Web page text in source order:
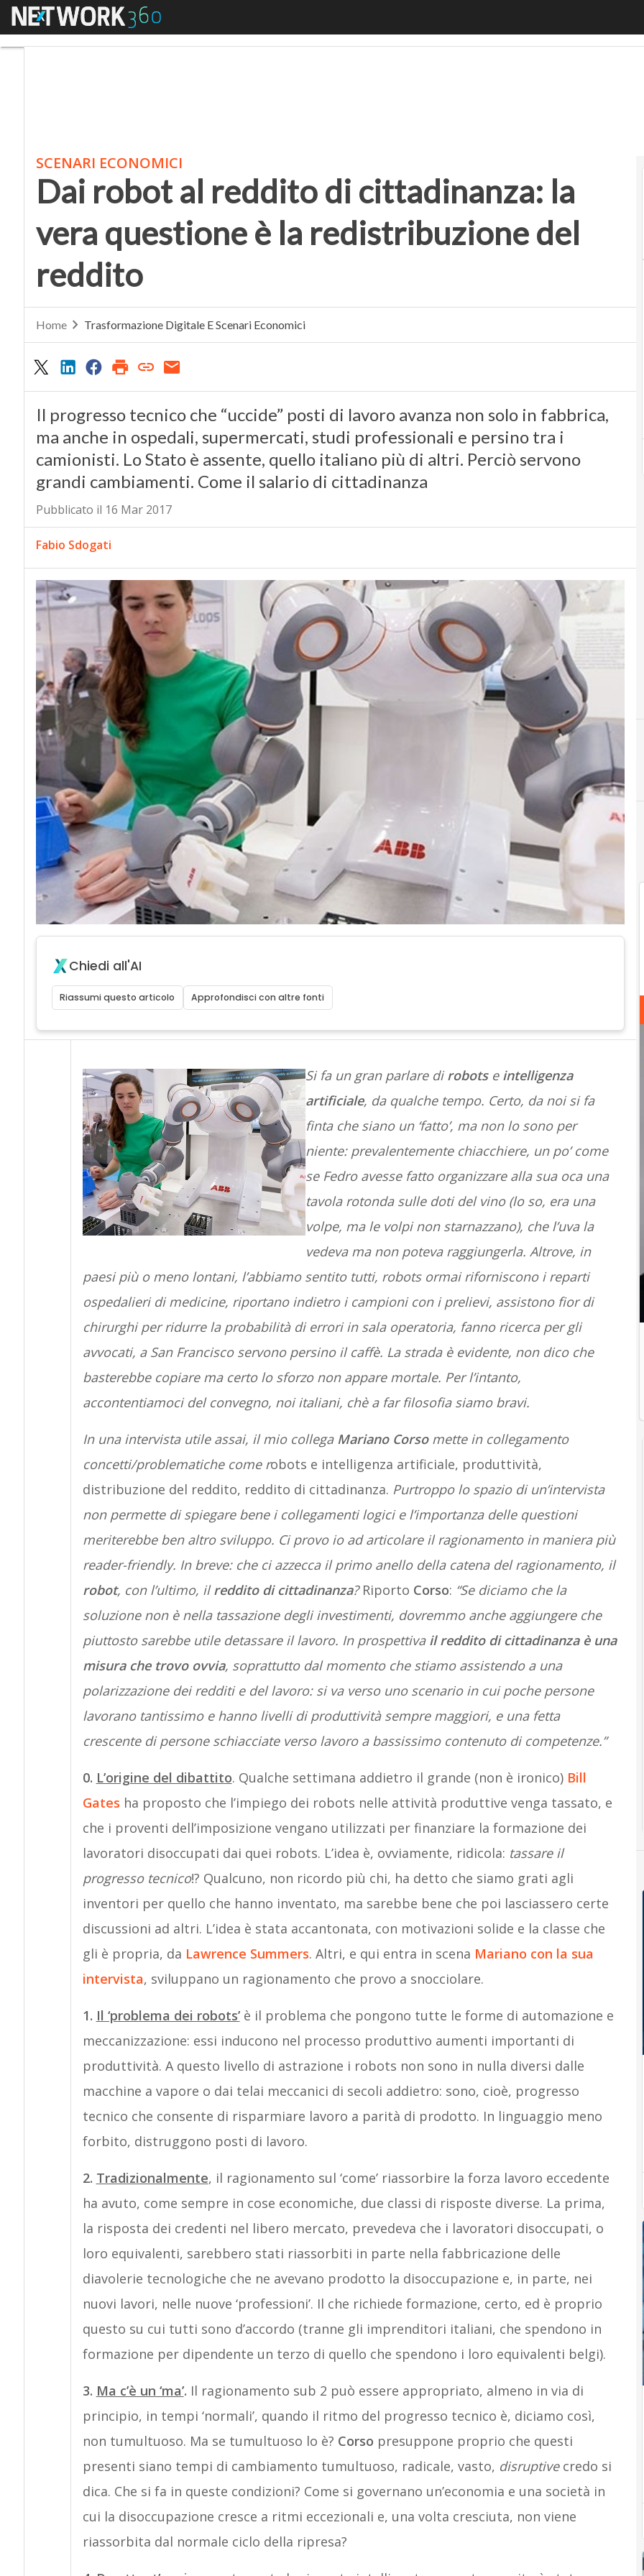
Menu
SCENARI ECONOMICI
Dai robot al reddito di cittadinanza: la
vera questione è la redistribuzione del
reddito
Home Trasformazione Digitale E Scenari Economici
Il progresso tecnico che “uccide” posti di lavoro avanza non solo in fabbrica,
ma anche in ospedali, supermercati, studi professionali e persino tra i
camionisti. Lo Stato è assente, quello italiano più di altri. Perciò servono
grandi cambiamenti. Come il salario di cittadinanza
Pubblicato il 16 Mar 2017
Fabio Sdogati
Chiedi all'AI
Riassumi questo articolo Approfondisci con altre fonti
Si fa un gran parlare dirobots e intelligenza
artificiale, da qualche tempo. Certo, da noi si fa
finta che siano un ‘fatto’, ma non lo sono per
niente: prevalentemente chiacchiere, un po’ come
se Fedro avesse fatto organizzare alla sua oca una
tavola rotonda sulle doti del vino (lo so, era una
volpe, ma le volpi non starnazzano), che l’uva la
vedeva ma non poteva raggiungerla. Altrove, in
paesi più o meno lontani, l’abbiamo sentito tutti, robots ormai riforniscono i reparti
ospedalieri di medicine, riportano indietro i campioni con i prelievi, assistono fior di
chirurghi per ridurre la probabilità di errori in sala operatoria, fanno ricerca per gli
avvocati, a San Francisco servono persino il caffè. La strada è evidente, non dico che
basterebbe copiare ma certo lo sforzo non appare mortale. Per l’intanto,
accontentiamoci del convegno, noi italiani, chè a far filosofia siamo bravi.
In una intervista utile assai, il mio collega Mariano Corsomette in collegamento
concetti/problematiche come robots e intelligenza artificiale, produttività,
distribuzione del reddito, reddito di cittadinanza. Purtroppo lo spazio di un’intervista
non permette di spiegare bene i collegamenti logici e l’importanza delle questioni
meriterebbe ben altro sviluppo. Ci provo io ad articolare il ragionamento in maniera più
reader-friendly. In breve: che ci azzecca il primo anello della catena del ragionamento, il
robot, con l’ultimo, ilreddito di cittadinanza?Riporto Corso: “Se diciamo che la
soluzione non è nella tassazione degli investimenti, dovremmo anche aggiungere che
piuttosto sarebbe utile detassare il lavoro. In prospettiva il reddito di cittadinanza è una
misura che trovo ovvia, soprattutto dal momento che stiamo assistendo a una
polarizzazione dei redditi e del lavoro: si va verso uno scenario in cui poche persone
lavorano tantissimo e hanno livelli di produttività sempre maggiori, e una fetta
crescente di persone schiacciate verso lavoro a bassissimo contenuto di competenze.”
0. L’origine del dibattito. Qualche settimana addietro il grande (non è ironico) Bill
Gates ha proposto che l’impiego dei robots nelle attività produttive venga tassato, e
che i proventi dell’imposizione vengano utilizzati per finanziare la formazione dei
lavoratori disoccupati dai quei robots. L’idea è, ovviamente, ridicola: tassare il
progresso tecnico!? Qualcuno, non ricordo più chi, ha detto che siamo grati agli
inventori per quello che hanno inventato, ma sarebbe bene che poi lasciassero certe
discussioni ad altri. L’idea è stata accantonata, con motivazioni solide e la classe che
gli è propria, da Lawrence Summers. Altri, e qui entra in scena Mariano con la sua
intervista, sviluppano un ragionamento che provo a snocciolare.
1. Il ‘problema dei robots’è il problema che pongono tutte le forme di automazione e
meccanizzazione: essi inducono nel processo produttivo aumenti importanti di
produttività. A questo livello di astrazione i robots non sono in nulla diversi dalle
macchine a vapore o dai telai meccanici di secoli addietro: sono, cioè, progresso
tecnico che consente di risparmiare lavoro a parità di prodotto. In linguaggio meno
forbito, distruggono posti di lavoro.
2. Tradizionalmente, il ragionamento sul ‘come’ riassorbire la forza lavoro eccedente
ha avuto, come sempre in cose economiche, due classi di risposte diverse. La prima,
la risposta dei credenti nel libero mercato, prevedeva che i lavoratori disoccupati, o
loro equivalenti, sarebbero stati riassorbiti in parte nella fabbricazione delle
diavolerie tecnologiche che ne avevano prodotto la disoccupazione e, in parte, nei
nuovi lavori, nelle nuove ‘professioni’. Il che richiede formazione, certo, ed è proprio
questo su cui tutti sono d’accordo (tranne gli imprenditori italiani, che spendono in
formazione per dipendente un terzo di quello che spendono i loro equivalenti belgi).
3. Ma c’è un ‘ma’. Il ragionamento sub 2 può essere appropriato, almeno in via di
principio, in tempi ‘normali’, quando il ritmo del progresso tecnico è, diciamo così,
non tumultuoso. Ma se tumultuoso lo è? Corso presuppone proprio che questi
presenti siano tempi di cambiamento tumultuoso, radicale, vasto, disruptivecredo si
dica. Che si fa in queste condizioni? Come si governano un’economia e una società in
cui la disoccupazione cresce a ritmi eccezionali e, una volta cresciuta, non viene
riassorbita dal normale ciclo della ripresa?